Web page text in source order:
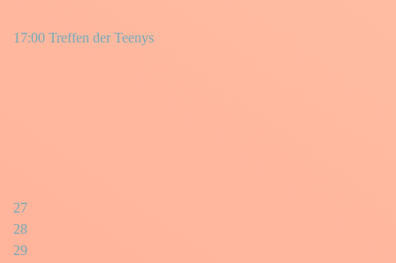
17:00 Treffen der Teenys
27
28
29